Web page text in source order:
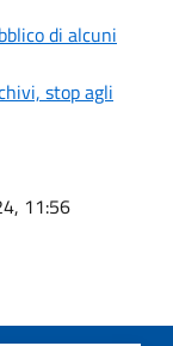
di alcuni
stop agli
11:56